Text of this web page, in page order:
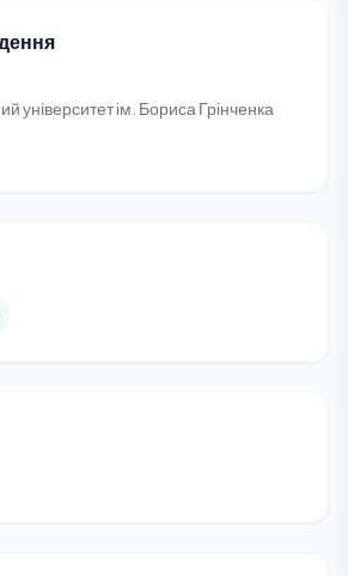
університет ім. Бориса Грінченка